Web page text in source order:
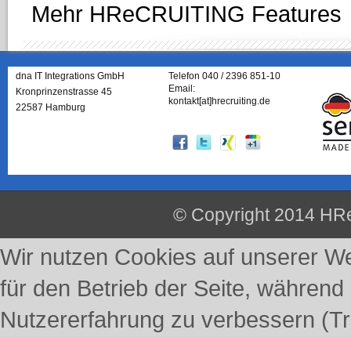
Mehr HReCRUITING Features
dna IT Integrations GmbH
Kronprinzenstrasse 45
22587 Hamburg
Telefon 040 / 2396 851-10
Email:
kontakt[at]hrecruiting.de
© Copyright 2014
Wir nutzen Cookies auf unserer
für den Betrieb der Seite,
Nutzererfahrung zu verbessern